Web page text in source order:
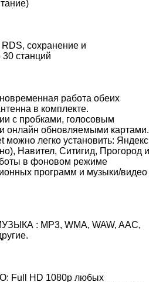
сохранение и
станций
работа обеих
в комплекте.
с пробками, голосовым
онлайн обновляемыми картами.
можно легко установить: Яндекс
Навител, Ситигид, Прогород и
в фоновом режиме
программ и музыки/видео
: MP3, WMA, WAW, AAC,
Full HD 1080p любых